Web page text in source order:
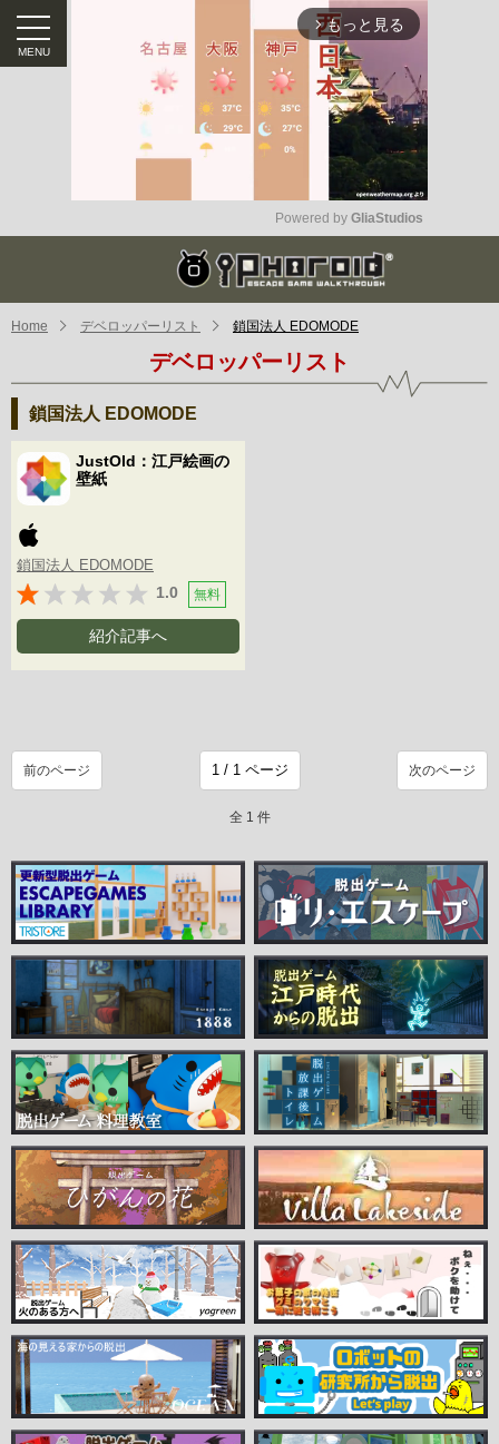
arrow_forward_ios もっと見る
Mute
Powered by GliaStudios
Home デベロッパーリスト 鎖国法人 EDOMODE
デベロッパーリスト
鎖国法人 EDOMODE
JustOld：江戸絵画の
壁紙
鎖国法人 EDOMODE
1.0 無料
紹介記事へ
前のページ 次のページ
全 1 件